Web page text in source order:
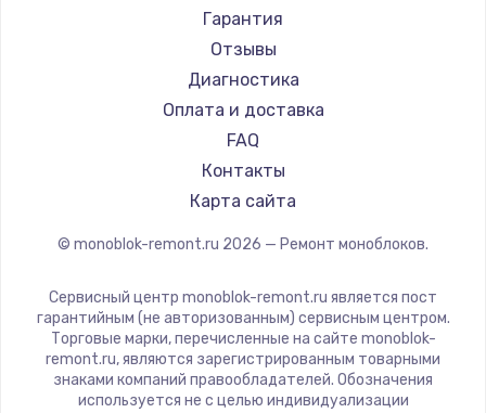
Гарантия
Отзывы
Диагностика
Оплата и доставка
FAQ
Контакты
Карта сайта
© monoblok-remont.ru 2026 — Ремонт моноблоков.
Сервисный центр monoblok-remont.ru является пост
гарантийным (не авторизованным) сервисным центром.
Торговые марки, перечисленные на сайте monoblok-
remont.ru, являются зарегистрированным товарными
знаками компаний правообладателей. Обозначения
используется не с целью индивидуализации